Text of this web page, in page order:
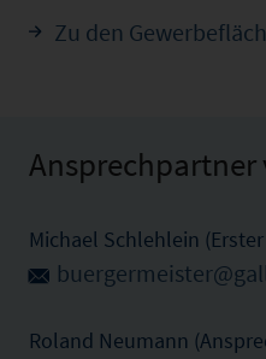
Zu den
Ansprechpartner
Michael Schlehlein
Roland Neumann